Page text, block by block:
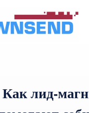
Как лид-